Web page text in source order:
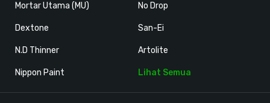
Mortar Utama (MU)
Dextone
N.D Thinner
Nippon Paint
No Drop
San-Ei
Artolite
Lihat Semua